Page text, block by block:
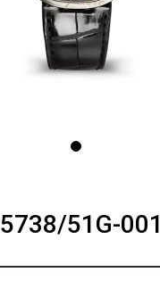
5738/51G-001